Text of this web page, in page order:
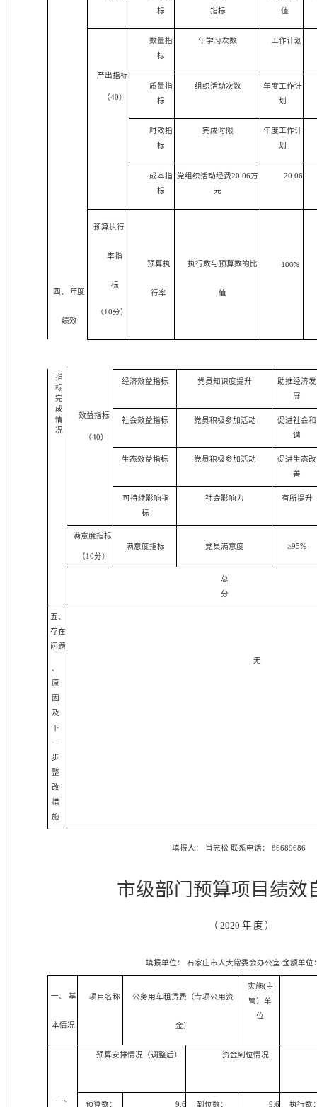
四、 年度
绩效
标
指标
值
产出指标
（40）
数量指
标
年学习次数 工作计划
质量指
标
组织活动次数
年度工作计
划
时效指
标
完成时限
年度工作计
划
成本指
标
党组织活动经费20.06万
元
20.06
预算执行
率指
标
（10分）
预算执
行率
执行数与预算数的比
值
100%
指
标
完
成
情
况
效益指标
（40）
经济效益指标 党员知识度提升
助推经济发
展
社会效益指标 党员积极参加活动
促进社会和
谐
生态效益指标 党员积极参加活动
促进生态改
善
可持续影响指
标
社会影响力 有所提升
满意度指标
（10分）
满意度指标 党员满意度 ≥95%
总
分
五、
存在
问题
、
原
因
及
下
一
步
整
改
措
施
无
填报人： 肖志松 联系电话： 86689686
市级部门预算项目绩效
（ 2020 年 度 ）
填报单位： 石家庄市人大常委会办公室 金额单位
一、 基
本情况
项目名称 公务用车租赁费（专项公用资
金）
实施(主
管）单
位
二、
预算安排情况（调整后） 资金到位情况
预算数： 9.6 到位数： 9.6 执行数